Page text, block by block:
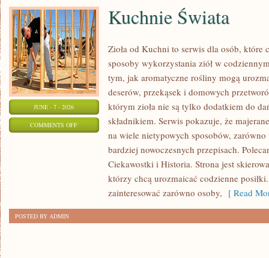
JUNE - 7 - 2026
COMMENTS OFFON
Kuchnie Świata
Zioła od Kuchni to serwis dla osób, które
sposoby wykorzystania ziół w
tym, jak aromatyczne rośliny mogą
deserów, przekąsek i domowych
którym zioła nie są tylko dodatkiem do
składnikiem. Serwis pokazuje, że
na wiele nietypowych sposobów,
bardziej nowoczesnych przepisach.
Ciekawostki i Historia. Strona jest
którzy chcą urozmaicać codzienne
zainteresować zarówno osoby, [ Read
POSTED BY ADMIN